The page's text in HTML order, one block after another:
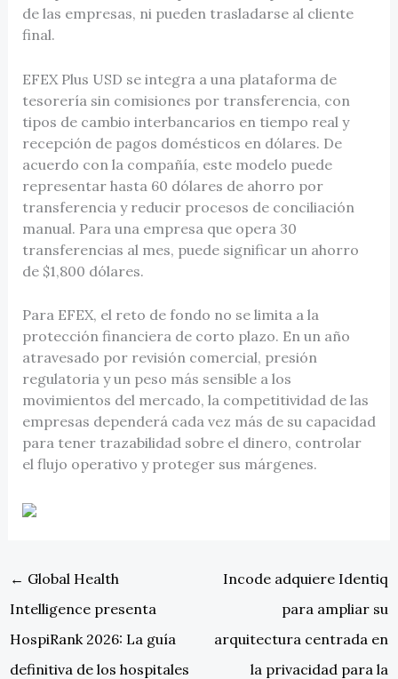
de las empresas, ni pueden trasladarse al cliente
final.
EFEX Plus USD se integra a una plataforma de
tesorería sin comisiones por transferencia, con
tipos de cambio interbancarios en tiempo real y
recepción de pagos domésticos en dólares. De
acuerdo con la compañía, este modelo puede
representar hasta 60 dólares de ahorro por
transferencia y reducir procesos de conciliación
manual. Para una empresa que opera 30
transferencias al mes, puede significar un ahorro
de $1,800 dólares.
Para EFEX, el reto de fondo no se limita a la
protección financiera de corto plazo. En un año
atravesado por revisión comercial, presión
regulatoria y un peso más sensible a los
movimientos del mercado, la competitividad de las
empresas dependerá cada vez más de su capacidad
para tener trazabilidad sobre el dinero, controlar
el flujo operativo y proteger sus márgenes.
← Global Health
Intelligence presenta
HospiRank 2026: La guía
definitiva de los hospitales
Incode adquiere Identiq
para ampliar su
arquitectura centrada en
la privacidad para la